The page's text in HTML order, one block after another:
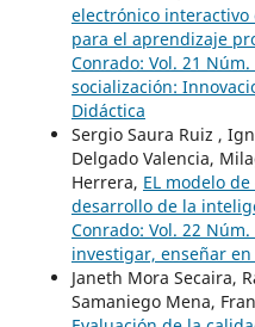
electrónico
para el aprendizaje
Conrado: Vol. 21
socialización:
Didáctica
Sergio Saura Ruiz ,
Delgado Valencia,
Herrera, EL modelo
desarrollo de la
Conrado: Vol. 22
investigar, enseñar
Janeth Mora Secaira,
Samaniego Mena,